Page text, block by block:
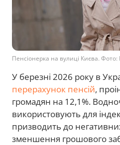
Пенсіонерка на вулиці Києва. Фото:
У березні 2026 року в
перерахунок пенсій,
громадян на 12,1%.
використовують для
призводить до
зменшення грошового